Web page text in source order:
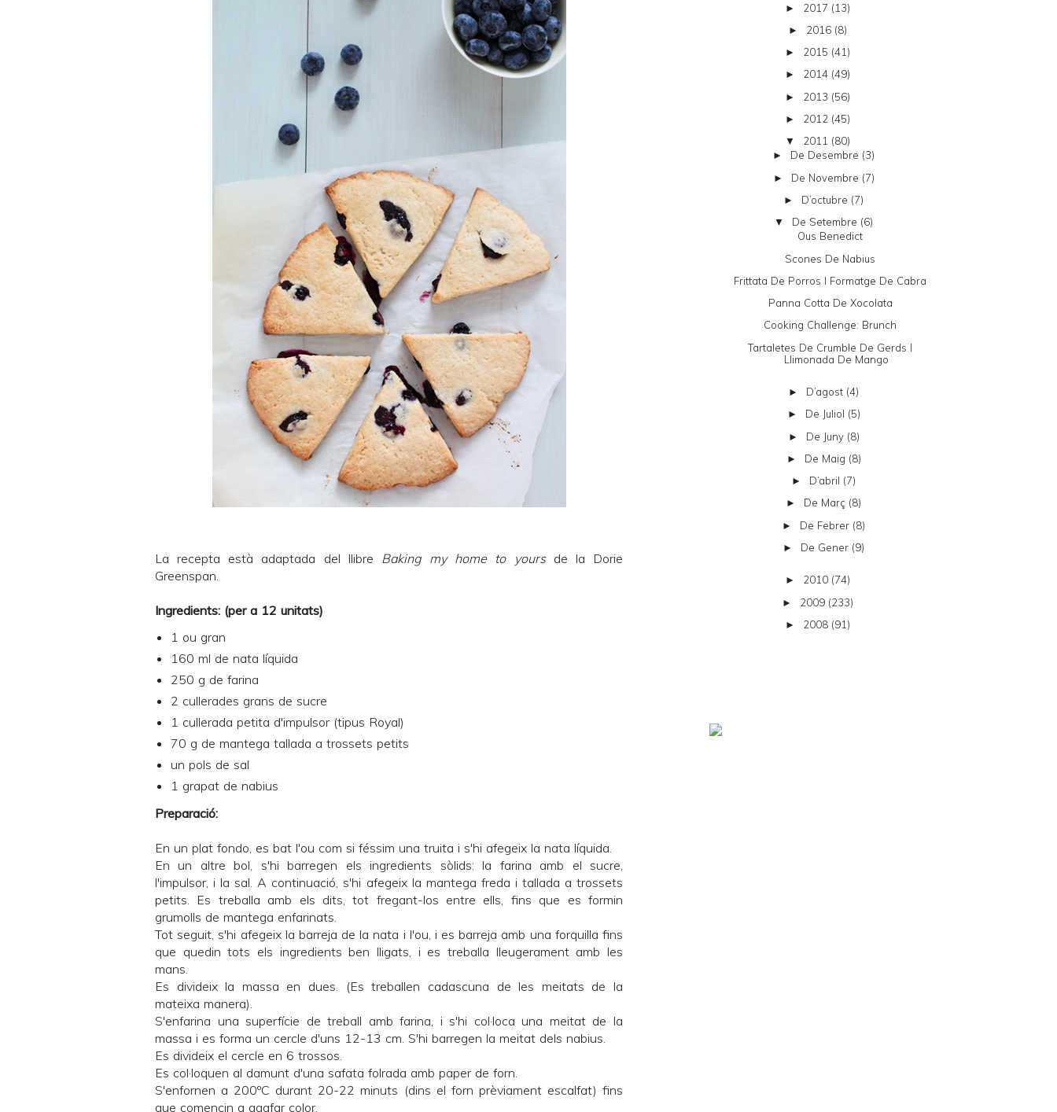
La recepta està adaptada del llibre Baking my home to yoursde la Dorie
Greenspan.
Ingredients: (per a 12 unitats)
1 ou gran
160 ml de nata líquida
250 g de farina
2 cullerades grans de sucre
1 cullerada petita d'impulsor (tipus Royal)
70 g de mantega tallada a trossets petits
un pols de sal
1 grapat de nabius
Preparació:
En un plat fondo, es bat l'ou com si féssim una truita i s'hi afegeix la nata líquida.
En un altre bol, s'hi barregen els ingredients sòlids: la farina amb el sucre,
l'impulsor, i la sal. A continuació, s'hi afegeix la mantega freda i tallada a trossets
petits. Es treballa amb els dits, tot fregant-los entre ells, fins que es formin
grumolls de mantega enfarinats.
Tot seguit, s'hi afegeix la barreja de la nata i l'ou, i es barreja amb una forquilla fins
que quedin tots els ingredients ben lligats, i es treballa lleugerament amb les
mans.
Es divideix la massa en dues. (Es treballen cadascuna de les meitats de la
mateixa manera).
S'enfarina una superfície de treball amb farina, i s'hi col·loca una meitat de la
massa i es forma un cercle d'uns 12-13 cm. S'hi barregen la meitat dels nabius.
Es divideix el cercle en 6 trossos.
Es col·loquen al damunt d'una safata folrada amb paper de forn.
S'enfornen a 200ºC durant 20-22 minuts (dins el forn prèviament escalfat) fins
que comencin a agafar color.
► 2017 (13)
► 2016 (8)
► 2015 (41)
► 2014 (49)
► 2013 (56)
► 2012 (45)
▼ 2011 (80)
► De Desembre (3)
► De Novembre (7)
► D’octubre (7)
▼ De Setembre (6)
Ous Benedict
Scones De Nabius
Frittata De Porros I Formatge De Cabra
Panna Cotta De Xocolata
Cooking Challenge: Brunch
Tartaletes De Crumble De Gerds I
Llimonada De Mango
► D’agost (4)
► De Juliol (5)
► De Juny (8)
► De Maig (8)
► D’abril (7)
► De Març (8)
► De Febrer (8)
► De Gener (9)
► 2010 (74)
► 2009 (233)
► 2008 (91)